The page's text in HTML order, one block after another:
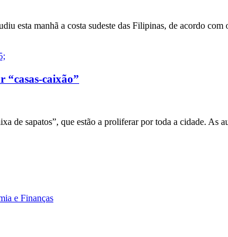
esta manhã a costa sudeste das Filipinas, de acordo
caixão”
de sapatos”, que estão a proliferar por toda a cidade.
e Finanças